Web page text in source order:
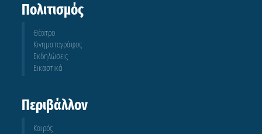
Πολιτισμός
Θέατρο
Κινηματογράφος
Εκδηλώσεις
Εικαστικά
Περιβάλλον
Καιρός